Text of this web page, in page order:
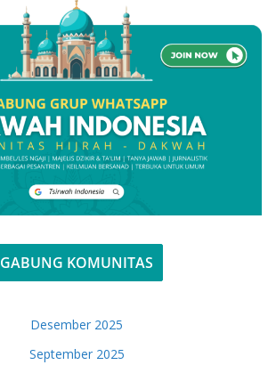
GABUNG KOMUNITAS
Desember 2025
September 2025